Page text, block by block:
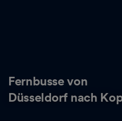
Fernbusse von
Düsseldorf nach